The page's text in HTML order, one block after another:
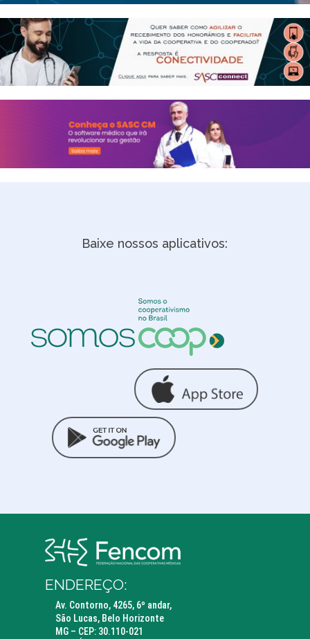
Baixe nossos aplicativos:
ENDEREÇO:
Av. Contorno, 4265, 6º andar,
São Lucas, Belo Horizonte
MG – CEP: 30.110-021